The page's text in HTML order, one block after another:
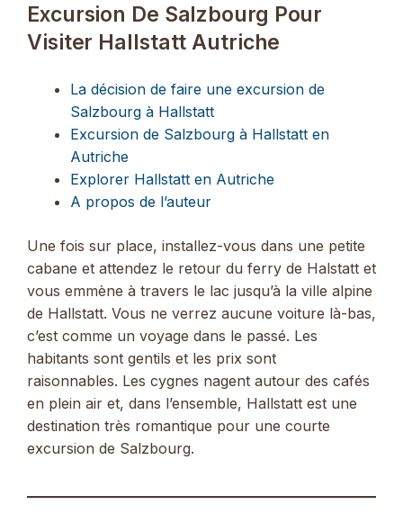
Excursion De Salzbourg Pour
Visiter Hallstatt Autriche
La décision de faire une excursion de
Salzbourg à Hallstatt
Excursion de Salzbourg à Hallstatt en
Autriche
Explorer Hallstatt en Autriche
A propos de l’auteur
Une fois sur place, installez-vous dans une petite
cabane et attendez le retour du ferry de Halstatt et
vous emmène à travers le lac jusqu’à la ville alpine
de Hallstatt. Vous ne verrez aucune voiture là-bas,
c’est comme un voyage dans le passé. Les
habitants sont gentils et les prix sont
raisonnables. Les cygnes nagent autour des cafés
en plein air et, dans l’ensemble, Hallstatt est une
destination très romantique pour une courte
excursion de Salzbourg.